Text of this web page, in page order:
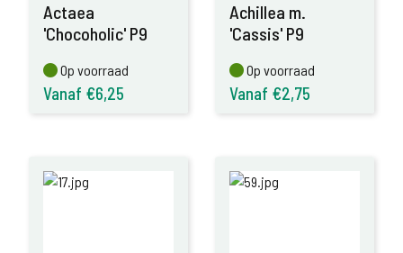
Actaea
'Chocoholic' P9
Op voorraad
Op voorraad
Vanaf €6,25
Achillea m.
'Cassis' P9
Op voorraad
Op voorraad
Vanaf €2,75